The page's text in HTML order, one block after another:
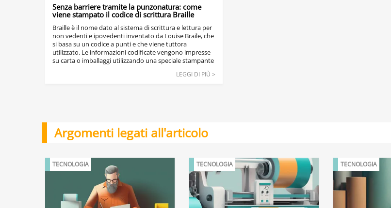
Senza barriere tramite la punzonatura: come
viene stampato il codice di scrittura Braille
Braille è il nome dato al sistema di scrittura e lettura per
non vedenti e ipovedenti inventato da Louise Braile, che
si basa su un codice a punti e che viene tuttora
utilizzato. Le informazioni codificate vengono impresse
su carta o imballaggi utilizzando una speciale stampante
Braille. Per diverse applicazioni, come ad esempio sulle
confezioni di medicinali, l'etichettatura in BrailleLEGGI DI PIÙ >
Argomenti legati all'articolo
TECNOLOGIA TECNOLOGIA TECNOLOGIA